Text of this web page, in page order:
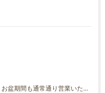
8月の土日祝・お盆期間も通常通り営業いたします